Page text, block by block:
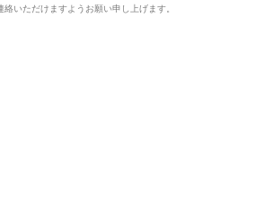
絡いただけますようお願い申し上げます。